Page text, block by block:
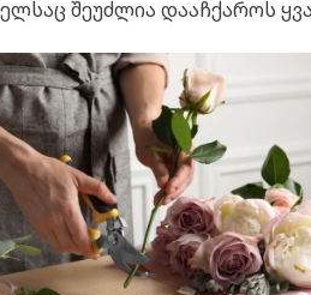
შეუძლია დააჩქაროს